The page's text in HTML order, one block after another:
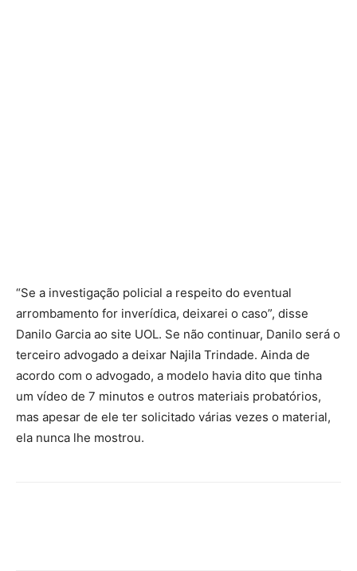
“Se a investigação policial a respeito do eventual
arrombamento for inverídica, deixarei o caso”, disse
Danilo Garcia ao site UOL. Se não continuar, Danilo será o
terceiro advogado a deixar Najila Trindade. Ainda de
acordo com o advogado, a modelo havia dito que tinha
um vídeo de 7 minutos e outros materiais probatórios,
mas apesar de ele ter solicitado várias vezes o material,
ela nunca lhe mostrou.